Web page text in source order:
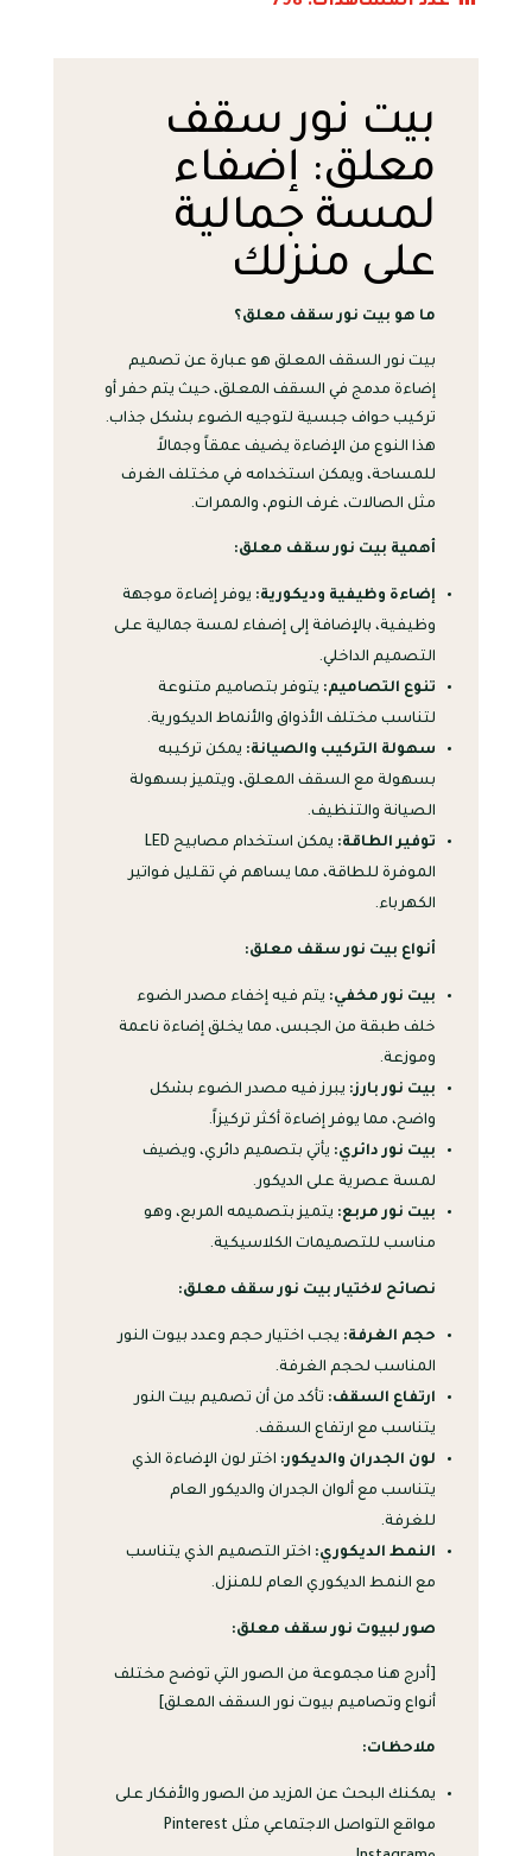
بيت نور سقف
معلق: إضفاء
لمسة جمالية
على منزلك
ما هو بيت نور سقف معلق؟
بيت نور السقف المعلق هو عبارة عن تصميم
إضاءة مدمج في السقف المعلق، حيث يتم حفر أو
تركيب حواف جبسية لتوجيه الضوء بشكل جذاب.
هذا النوع من الإضاءة يضيف عمقاً وجمالاً
للمساحة، ويمكن استخدامه في مختلف الغرف
مثل الصالات، غرف النوم، والممرات.
أهمية بيت نور سقف معلق:
إضاءة وظيفية وديكورية: يوفر إضاءة موجهة
وظيفية، بالإضافة إلى إضفاء لمسة جمالية على
التصميم الداخلي.
تنوع التصاميم: يتوفر بتصاميم متنوعة
لتناسب مختلف الأذواق والأنماط الديكورية.
سهولة التركيب والصيانة: يمكن تركيبه
بسهولة مع السقف المعلق، ويتميز بسهولة
الصيانة والتنظيف.
توفير الطاقة:
يمكن استخدام مصابيح LED
الموفرة للطاقة، مما يساهم في تقليل فواتير
الكهرباء.
أنواع بيت نور سقف معلق:
بيت نور مخفي: يتم فيه إخفاء مصدر الضوء
خلف طبقة من الجبس، مما يخلق إضاءة ناعمة
وموزعة.
بيت نور بارز: يبرز فيه مصدر الضوء بشكل
واضح، مما يوفر إضاءة أكثر تركيزاً.
بيت نور دائري: يأتي بتصميم دائري، ويضيف
لمسة عصرية على الديكور.
بيت نور مربع: يتميز بتصميمه المربع، وهو
مناسب للتصميمات الكلاسيكية.
نصائح لاختيار بيت نور سقف معلق:
حجم الغرفة: يجب اختيار حجم وعدد بيوت النور
المناسب لحجم الغرفة.
ارتفاع السقف: تأكد من أن تصميم بيت النور
يتناسب مع ارتفاع السقف.
لون الجدران والديكور: اختر لون الإضاءة الذي
يتناسب مع ألوان الجدران والديكور العام
للغرفة.
النمط الديكوري: اختر التصميم الذي يتناسب
مع النمط الديكوري العام للمنزل.
صور لبيوت نور سقف معلق:
[أدرج هنا مجموعة من الصور التي توضح مختلف
أنواع وتصاميم بيوت نور السقف المعلق]
ملاحظات:
يمكنك البحث عن المزيد من الصور والأفكار على
مواقع التواصل الاجتماعي مثل Pinterest